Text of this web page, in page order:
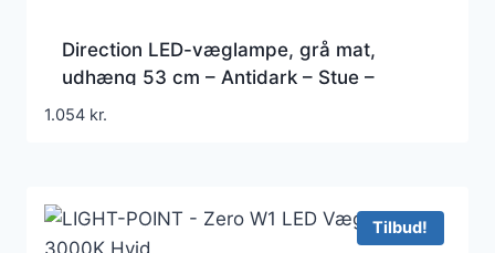
Direction LED-væglampe, grå mat,
udhæng 53 cm – Antidark – Stue –
Moderne – Metal – Med én lyskilde
1.054 kr.
Tilbud!